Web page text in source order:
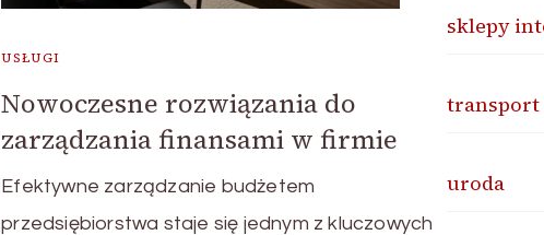
USŁUGI
Nowoczesne rozwiązania do
zarządzania finansami w firmie
Efektywne zarządzanie budżetem
przedsiębiorstwa staje się jednym z kluczowych
sklepy
transport
uroda